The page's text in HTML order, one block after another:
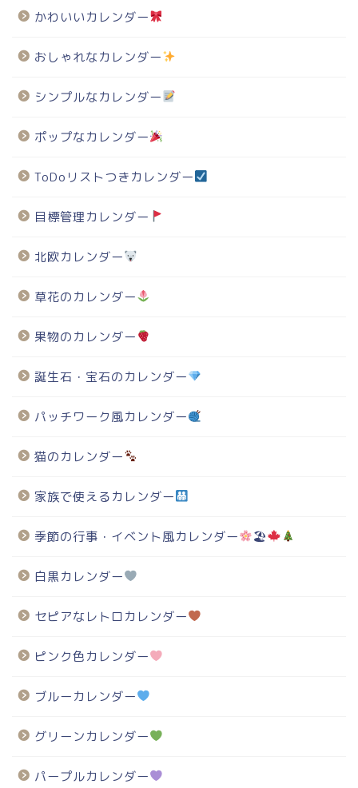
かわいいカレンダー
おしゃれなカレンダー
シンプルなカレンダー
ポップなカレンダー
ToDoリストつきカレンダー
目標管理カレンダー
北欧カレンダー
草花のカレンダー
果物のカレンダー
誕生石・宝石のカレンダー
パッチワーク風カレンダー
猫のカレンダー
家族で使えるカレンダー
季節の行事・イベント風カレンダー 🏖
白黒カレンダー
セピアなレトロカレンダー
ピンク色カレンダー
ブルーカレンダー
グリーンカレンダー
パープルカレンダー